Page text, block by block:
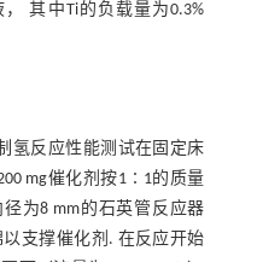
其中Ti的负载量为0.3%
氢反应性能测试在固定床
mg催化剂按1∶1的质量
为8 mm的石英管反应器
支撑催化剂. 在反应开始